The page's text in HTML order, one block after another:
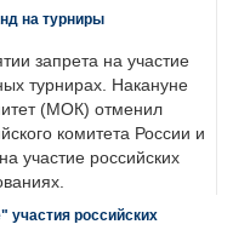
на турниры
запрета на участие
турнирах. Накануне
(МОК) отменил
комитета России и
участие российских
участия российских